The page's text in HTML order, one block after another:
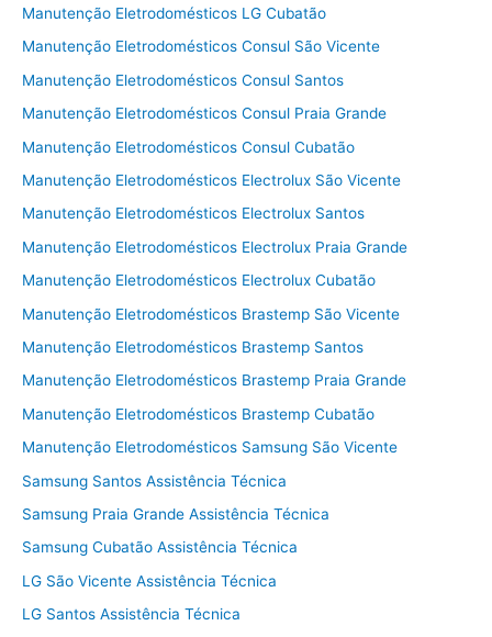
Manutenção Eletrodomésticos LG Cubatão
Manutenção Eletrodomésticos Consul São Vicente
Manutenção Eletrodomésticos Consul Santos
Manutenção Eletrodomésticos Consul Praia Grande
Manutenção Eletrodomésticos Consul Cubatão
Manutenção Eletrodomésticos Electrolux São Vicente
Manutenção Eletrodomésticos Electrolux Santos
Manutenção Eletrodomésticos Electrolux Praia Grande
Manutenção Eletrodomésticos Electrolux Cubatão
Manutenção Eletrodomésticos Brastemp São Vicente
Manutenção Eletrodomésticos Brastemp Santos
Manutenção Eletrodomésticos Brastemp Praia Grande
Manutenção Eletrodomésticos Brastemp Cubatão
Manutenção Eletrodomésticos Samsung São Vicente
Samsung Santos Assistência Técnica
Samsung Praia Grande Assistência Técnica
Samsung Cubatão Assistência Técnica
LG São Vicente Assistência Técnica
LG Santos Assistência Técnica